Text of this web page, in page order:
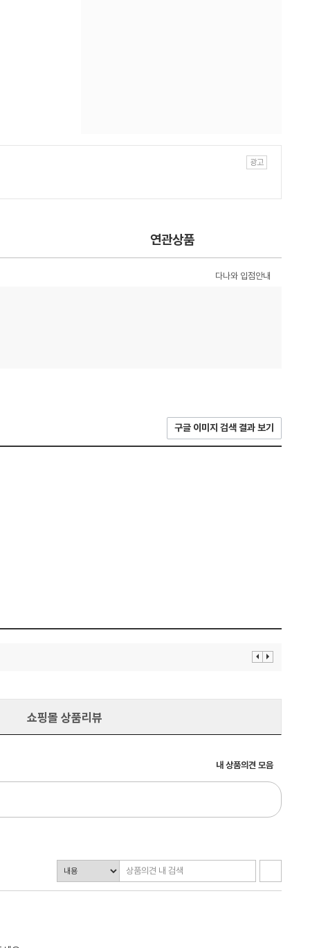
연관상품
다나와 입점안내
구글 이미지 검색 결과 보기
이 다
쇼핑몰 상품리뷰
내 상품의견 모음